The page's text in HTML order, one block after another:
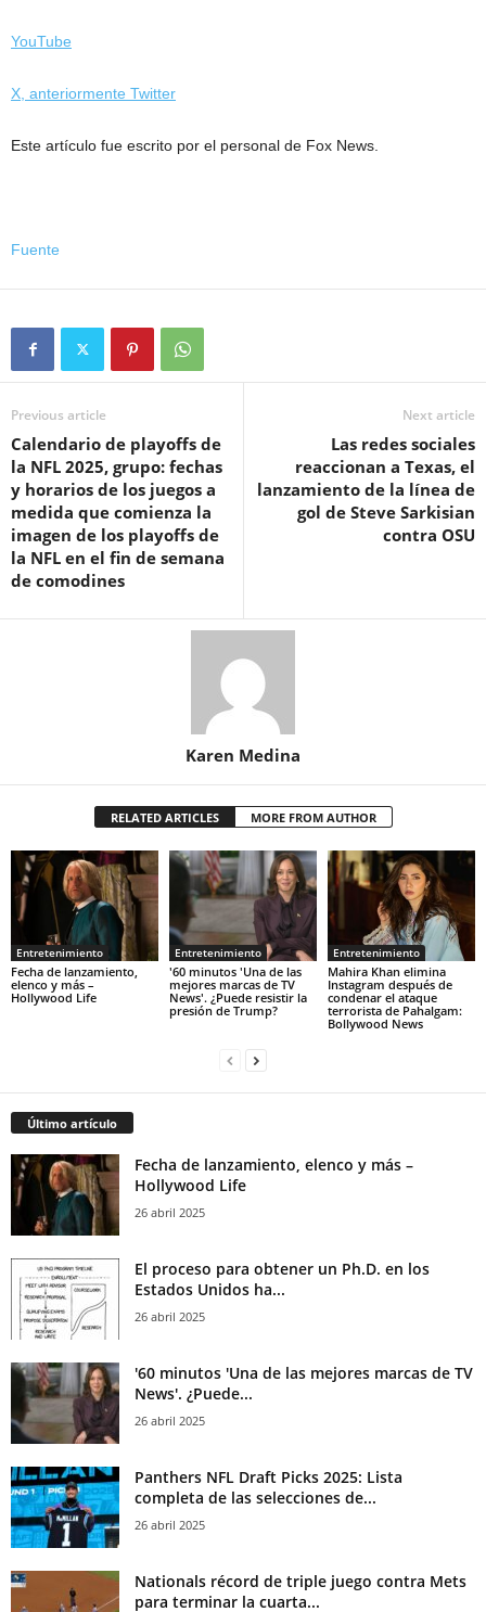
YouTube
X, anteriormente Twitter
Este artículo fue escrito por el personal de Fox News.
Fuente
Previous article
Calendario de playoffs de
la NFL 2025, grupo: fechas
y horarios de los juegos a
medida que comienza la
imagen de los playoffs de
la NFL en el fin de semana
de comodines
Next article
Las redes sociales
reaccionan a Texas, el
lanzamiento de la línea de
gol de Steve Sarkisian
contra OSU
Karen Medina
RELATED ARTICLES MORE FROM AUTHOR
Entretenimiento
Fecha de lanzamiento,
elenco y más –
Hollywood Life
Entretenimiento
'60 minutos 'Una de las
mejores marcas de TV
News'. ¿Puede resistir la
presión de Trump?
Entretenimiento
Mahira Khan elimina
Instagram después de
condenar el ataque
terrorista de Pahalgam:
Bollywood News
Último artículo
Fecha de lanzamiento, elenco y más –
Hollywood Life
26 abril 2025
El proceso para obtener un Ph.D. en los
Estados Unidos ha...
26 abril 2025
'60 minutos 'Una de las mejores marcas de TV
News'. ¿Puede...
26 abril 2025
Panthers NFL Draft Picks 2025: Lista
completa de las selecciones de...
26 abril 2025
Nationals récord de triple juego contra Mets
para terminar la cuarta...